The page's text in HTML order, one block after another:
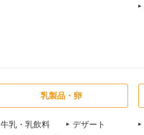
乳製品・卵
牛乳・乳飲料
デザート